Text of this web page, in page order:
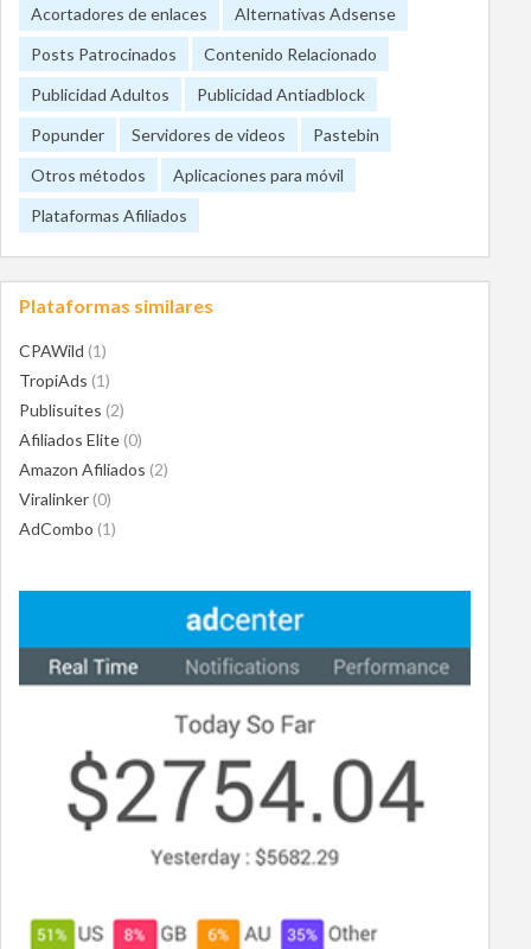
Acortadores de enlaces
Alternativas Adsense
Posts Patrocinados
Contenido Relacionado
Publicidad Adultos
Publicidad Antiadblock
Popunder
Servidores de videos
Pastebin
Otros métodos
Aplicaciones para móvil
Plataformas Afiliados
Plataformas similares
CPAWild (1)
TropiAds (1)
Publisuites (2)
Afiliados Elite (0)
Amazon Afiliados (2)
Viralinker (0)
AdCombo (1)